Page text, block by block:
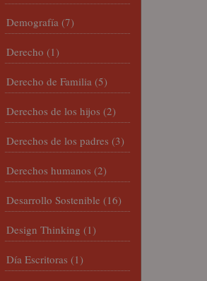
Demografía (7)
Derecho (1)
Derecho de Familia (5)
Derechos de los hijos (2)
Derechos de los padres (3)
Derechos humanos (2)
Desarrollo Sostenible (16)
Design Thinking (1)
Día Escritoras (1)